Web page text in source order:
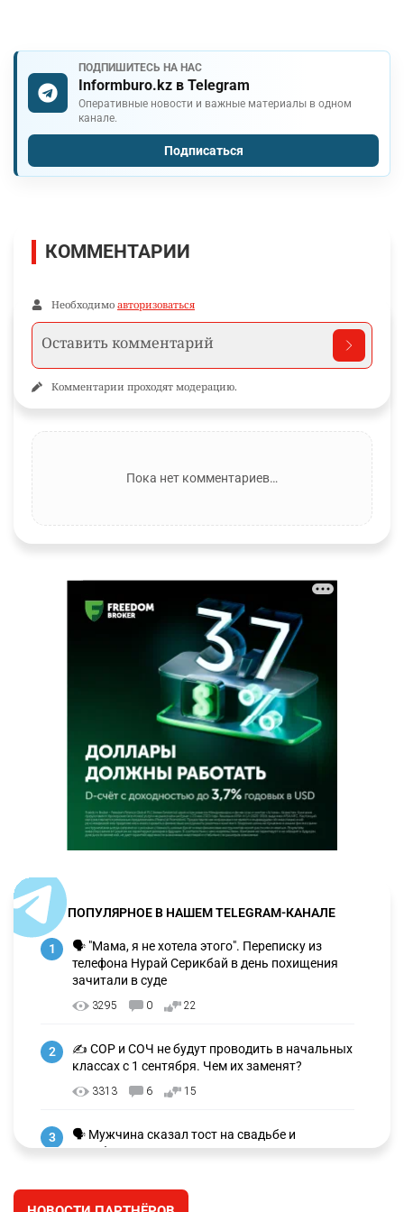
ПОДПИШИТЕСЬ НА НАС
Informburo.kz в Telegram
Оперативные новости и важные материалы в одном
канале.
Подписаться
КОММЕНТАРИИ
Необходимо авторизоваться
Комментарии проходят модерацию.
Пока нет комментариев…
ПОПУЛЯРНОЕ В НАШЕМ TELEGRAM-КАНАЛЕ
1
🗣 "Мама, я не хотела этого". Переписку из
телефона Нурай Серикбай в день похищения
зачитали в суде
3295 0 22
2
✍️ СОР и СОЧ не будут проводить в начальных
классах с 1 сентября. Чем их заменят?
3313 6 15
3
🗣 Мужчина сказал тост на свадьбе и
заработал уголовное дело